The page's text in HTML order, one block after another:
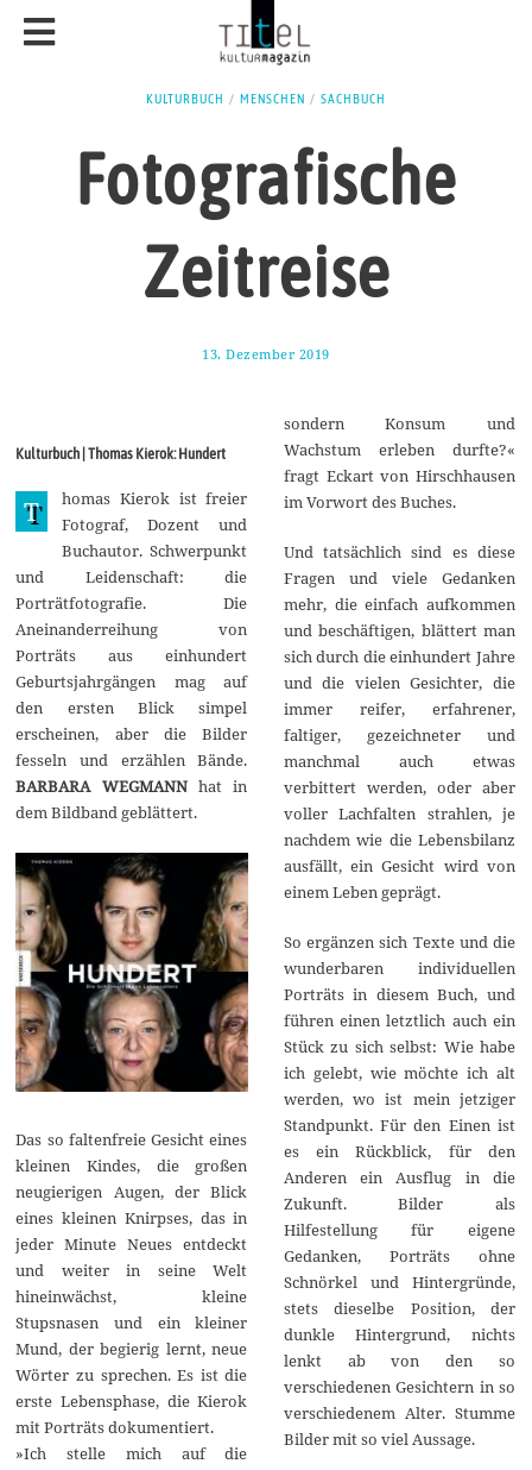
KULTURBUCH / MENSCHEN / SACHBUCH
Fotografische
Zeitreise
13. Dezember 2019
e
z
e
m
b
e
2
1
9
Kulturbuch | Thomas Kierok: Hundert
T
homas Kierok ist freier
Fotograf, Dozent und
Buchautor. Schwerpunkt
und Leidenschaft: die
Porträtfotografie. Die
Aneinanderreihung von
Porträts aus einhundert
Geburtsjahrgängen mag auf
den ersten Blick simpel
erscheinen, aber die Bilder
fesseln und erzählen Bände.
BARBARA WEGMANNhat in
dem Bildband geblättert.
Das so faltenfreie Gesicht eines
kleinen Kindes, die großen
neugierigen Augen, der Blick
eines kleinen Knirpses, das in
jeder Minute Neues entdeckt
und weiter in seine Welt
hineinwächst, kleine
Stupsnasen und ein kleiner
Mund, der begierig lernt, neue
Wörter zu sprechen. Es ist die
erste Lebensphase, die Kierok
mit Porträts dokumentiert.
»Ich stelle mich auf die
sondern Konsum und
Wachstum erleben durfte?«
fragt Eckart von Hirschhausen
im Vorwort des Buches.
Und tatsächlich sind es diese
Fragen und viele Gedanken
mehr, die einfach aufkommen
und beschäftigen, blättert man
sich durch die einhundert Jahre
und die vielen Gesichter, die
immer reifer, erfahrener,
faltiger, gezeichneter und
manchmal auch etwas
verbittert werden, oder aber
voller Lachfalten strahlen, je
nachdem wie die Lebensbilanz
ausfällt, ein Gesicht wird von
einem Leben geprägt.
So ergänzen sich Texte und die
wunderbaren individuellen
Porträts in diesem Buch, und
führen einen letztlich auch ein
Stück zu sich selbst: Wie habe
ich gelebt, wie möchte ich alt
werden, wo ist mein jetziger
Standpunkt. Für den Einen ist
es ein Rückblick, für den
Anderen ein Ausflug in die
Zukunft. Bilder als
Hilfestellung für eigene
Gedanken, Porträts ohne
Schnörkel und Hintergründe,
stets dieselbe Position, der
dunkle Hintergrund, nichts
lenkt ab von den so
verschiedenen Gesichtern in so
verschiedenem Alter. Stumme
Bilder mit so viel Aussage.